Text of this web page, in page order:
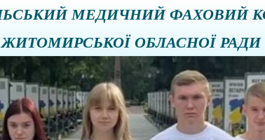
МЕДИЧНИЙ ФАХОВИЙ
ЖИТОМИРСЬКОЇ ОБЛАСНОЇ РАДИ